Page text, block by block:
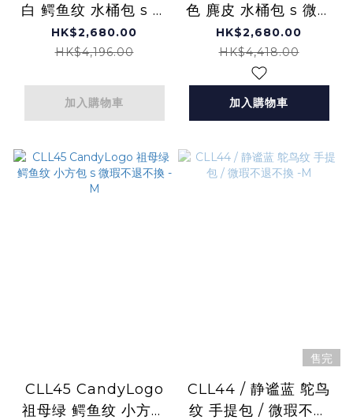
白 鳄鱼纹 水桶包 s 微
瑕不退不換 -M
HK$2,680.00
HK$4,196.00
加入購物車
色 麂皮 水桶包 s 微瑕
不退不換 -M
HK$2,680.00
HK$4,418.00
加入購物車
CLL45 CandyLogo
祖母绿 鳄鱼纹 小方包
售完
CLL44 / 静谧蓝 鸵鸟
纹 手提包 / 微瑕不退